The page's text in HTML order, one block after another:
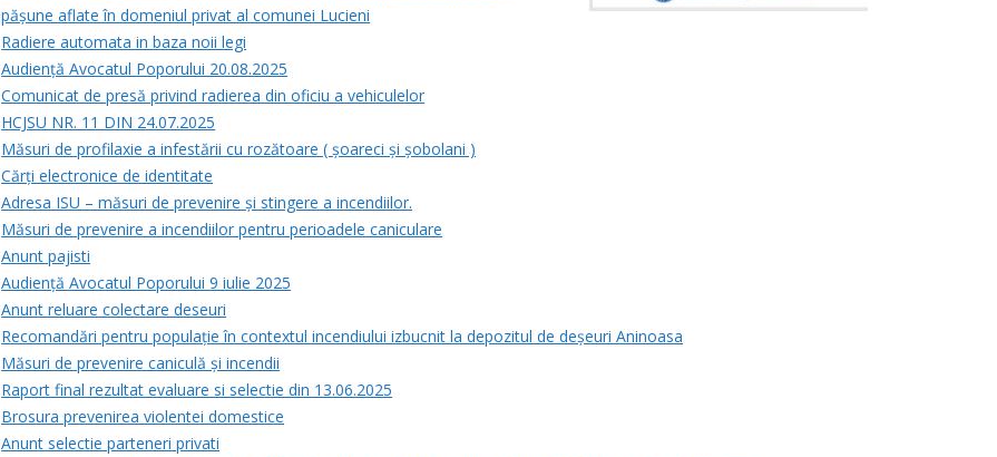
pășune aflate în domeniul privat al comunei Lucieni
Radiere automata in baza noii legi
Audiență Avocatul Poporului 20.08.2025
Comunicat de presă privind radierea din oficiu a vehiculelor
HCJSU NR. 11 DIN 24.07.2025
Măsuri de profilaxie a infestării cu rozătoare ( șoareci și șobolani )
Cărți electronice de identitate
Adresa ISU – măsuri de prevenire și stingere a incendiilor.
Măsuri de prevenire a incendiilor pentru perioadele caniculare
Anunt pajisti
Audiență Avocatul Poporului 9 iulie 2025
Anunt reluare colectare deseuri
Recomandări pentru populație în contextul incendiului izbucnit la depozitul de deșeuri Aninoasa
Măsuri de prevenire caniculă și incendii
Raport final rezultat evaluare si selectie din 13.06.2025
Brosura prevenirea violentei domestice
Anunt selectie parteneri privati